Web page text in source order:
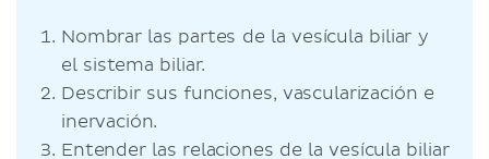
Nombrar las partes de la vesícula biliar y
el sistema biliar.
Describir sus funciones, vascularización e
inervación.
Entender las relaciones de la vesícula biliar